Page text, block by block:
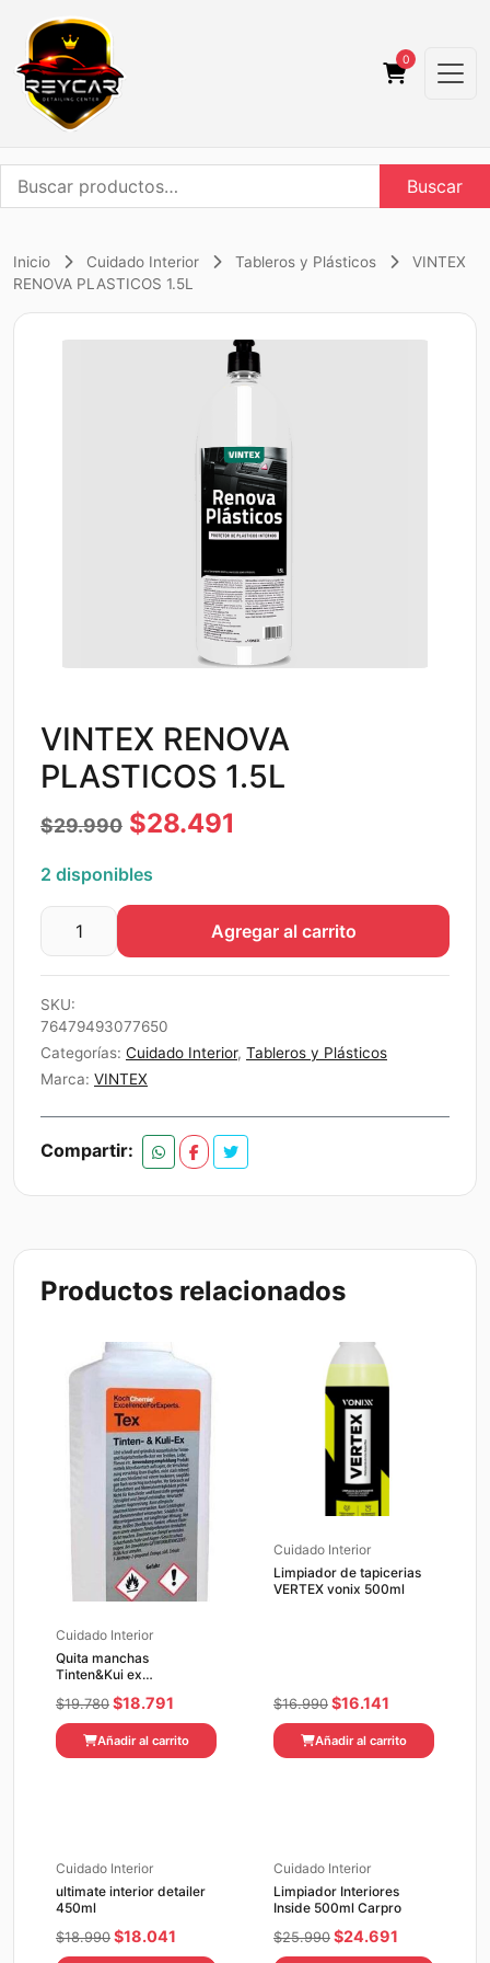
0
Buscar
por:
Buscar
Inicio Cuidado Interior Tableros y Plásticos
VINTEX
RENOVA PLASTICOS 1.5L
VINTEX RENOVA
PLASTICOS 1.5L
$29.990 El
precio
original
$29.990.
$28.491
actual
es:
$28.491.
2 disponibles
VINTEX
RENOVA
PLASTICOS
1.5L
cantidad
Agregar al carrito
SKU:
76479493077650
Categorías: Cuidado Interior, Tableros y Plásticos
Marca: VINTEX
Compartir:
Productos relacionados
Cuidado Interior
Quita manchas
Tinten&Kui ex
$19.780 El
precio
original
$18.791
precio
actual
Añadir al carrito
Cuidado Interior
Limpiador de tapicerias
VERTEX vonix 500ml
$16.990 El
precio
original
$16.141
precio
actual
Añadir al carrito
Cuidado Interior
ultimate interior detailer
450ml
$18.990 El
precio
$18.041
precio
Cuidado Interior
Limpiador Interiores
Inside 500ml Carpro
$25.990 El
precio
$24.691
precio